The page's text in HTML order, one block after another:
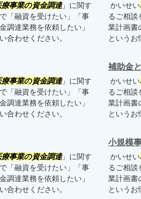
事業の資金調達」に関す
「融資を受けたい」「事
調達業務を依頼したい」
合わせください。
かいせい
るご相談
業計画書
というお
事業の資金調達」に関す
「融資を受けたい」「事
調達業務を依頼したい」
合わせください。
補助金
かいせい
るご相談
業計画書
というお
事業の資金調達」に関す
「融資を受けたい」「事
調達業務を依頼したい」
合わせください。
小規模
かいせい
るご相談
業計画書
というお